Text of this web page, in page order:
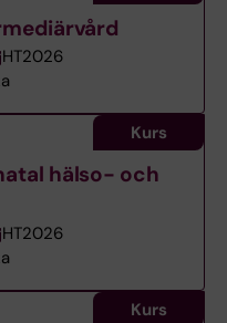
HT2026
hälso- och
HT2026
Kurs
Kurs